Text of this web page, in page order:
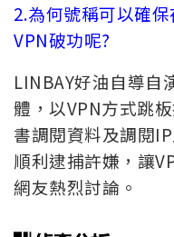
2.為何號稱可以確
VPN破功呢?
LINBAY好油自導
體，以VPN方式跳
書調閱資料及調閱
順利逮捕許嫌，讓
網友熱烈討論。